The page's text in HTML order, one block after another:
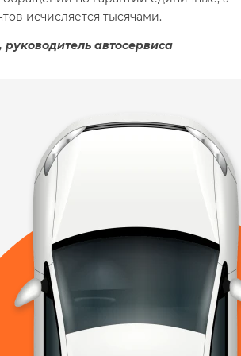
исчисляется тысячами.
автосервиса